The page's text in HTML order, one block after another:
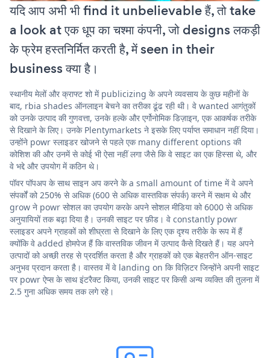
यदि आप अभी भी find it unbelievable हैं, तो take
a look at एक धूप का चश्मा कंपनी, जो designs लकड़ी
के फ्रेम हस्तनिर्मित करती है, में seen in their
business क्या है।
स्थानीय मेलों और क्राफ्ट शो में publicizing के अपने व्यवसाय के कुछ महीनों के
बाद, rbia shades ऑनलाइन बेचने का तरीका ढूंढ रही थी। वे wanted आगंतुकों
को उनके उत्पाद की गुणवत्ता, उनके हल्के और एर्गोनोमिक डिज़ाइन, एक आकर्षक तरीके
से दिखाने के लिए। उनके Plentymarkets ने इसके लिए पर्याप्त समाधान नहीं दिया।
उन्होंने powr स्लाइडर खोजने से पहले एक many different options की
कोशिश की और उनमें से कोई भी ऐसा नहीं लगा जैसे कि वे साइट का एक हिस्सा थे, और
वे भद्दे और उपयोग में कठिन थे।
पॉवर पॉपअप के साथ साइन अप करने के a small amount of time में वे अपने
संपर्कों को 250% से अधिक (600 से अधिक वास्तविक संपर्क) करने में सक्षम थे और
grow ने powr सोशल का उपयोग करके अपने सोशल मीडिया को 6000 से अधिक
अनुयायियों तक बढ़ा दिया है। उनकी साइट पर फ़ीड। वे constantly powr
स्लाइडर अपने ग्राहकों को शीघ्रता से दिखाने के लिए एक दृश्य तरीके के रूप में हैं
क्योंकि वे added होमपेज हैं कि वास्तविक जीवन में उत्पाद कैसे दिखते हैं। यह अपने
उत्पादों को अच्छी तरह से प्रदर्शित करता है और ग्राहकों को एक बेहतरीन ऑन-साइट
अनुभव प्रदान करता है। वास्तव में वे landing on कि विज़िटर जिन्होंने अपनी साइट
पर powr ऐप्स के साथ इंटरैक्ट किया, उनकी साइट पर किसी अन्य व्यक्ति की तुलना में
2.5 गुना अधिक समय तक लगे रहे।